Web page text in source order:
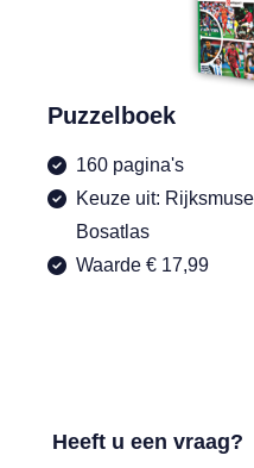
Puzzelboek
160 pagina's
Keuze uit:
Bosatlas
Waarde € 17,99
Heeft u een vraag?